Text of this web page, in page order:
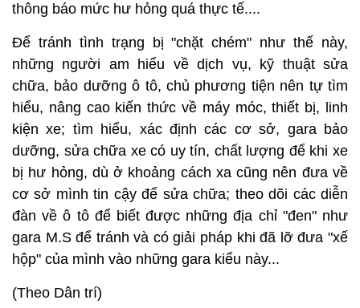
thông báo mức hư hỏng quá thực tế....
Để tránh tình trạng bị "chặt chém" như thế này,
những người am hiểu về dịch vụ, kỹ thuật sửa
chữa, bảo dưỡng ô tô, chủ phương tiện nên tự tìm
hiểu, nâng cao kiến thức về máy móc, thiết bị, linh
kiện xe; tìm hiểu, xác định các cơ sở, gara bảo
dưỡng, sửa chữa xe có uy tín, chất lượng để khi xe
bị hư hỏng, dù ở khoảng cách xa cũng nên đưa về
cơ sở mình tin cậy để sửa chữa; theo dõi các diễn
đàn về ô tô để biết được những địa chỉ "đen" như
gara M.S để tránh và có giải pháp khi đã lỡ đưa "xế
hộp" của mình vào những gara kiểu này...
(Theo Dân trí)